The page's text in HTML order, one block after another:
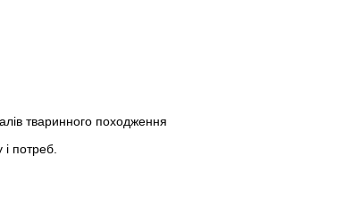
тваринного походження
потреб.